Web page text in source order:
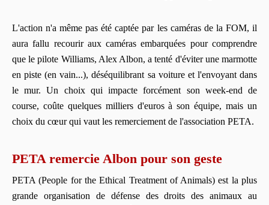
L'action n'a même pas été captée par les caméras de la FOM, il
aura fallu recourir aux caméras embarquées pour comprendre
que le pilote Williams, Alex Albon, a tenté d'éviter une marmotte
en piste (en vain...), déséquilibrant sa voiture et l'envoyant dans
le mur. Un choix qui impacte forcément son week-end de
course, coûte quelques milliers d'euros à son équipe, mais un
choix du cœur qui vaut les remerciement de l'association PETA.
PETA remercie Albon pour son geste
PETA (People for the Ethical Treatment of Animals) est la plus
grande organisation de défense des droits des animaux au